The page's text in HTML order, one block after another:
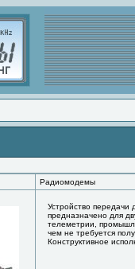
Радиомодемы
Устройство
предназначено для
телеметрии,
чем не требуется
Конструктивное